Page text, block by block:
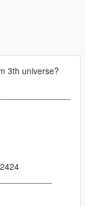
3th universe?